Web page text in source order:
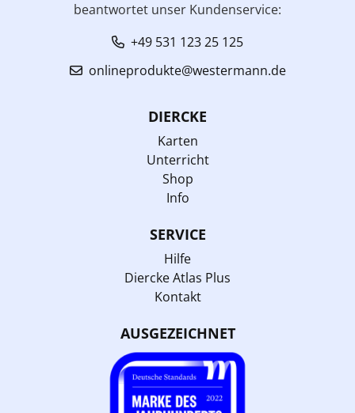
beantwortet unser Kundenservice:
+49 531 123 25 125
onlineprodukte@westermann.de
DIERCKE
Karten
Unterricht
Shop
Info
SERVICE
Hilfe
Diercke Atlas Plus
Kontakt
AUSGEZEICHNET